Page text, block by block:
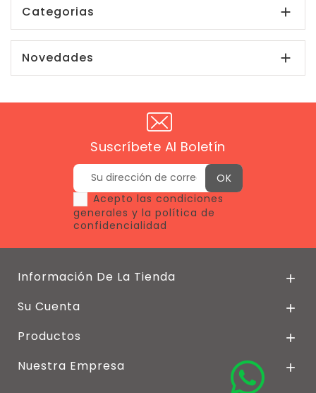
Categorias 
Novedades 
Suscríbete Al Boletín
Acepto las condiciones
generales y la política de
confidencialidad
Información De La Tienda 
Su Cuenta 
Productos 
Nuestra Empresa 